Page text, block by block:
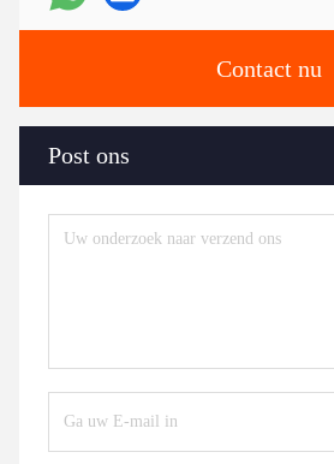
Contact nu
Post ons